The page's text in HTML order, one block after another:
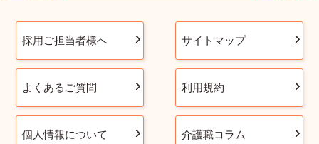
採用ご担当者様へ サイトマップ
よくあるご質問 利用規約
個人情報について 介護職コラム